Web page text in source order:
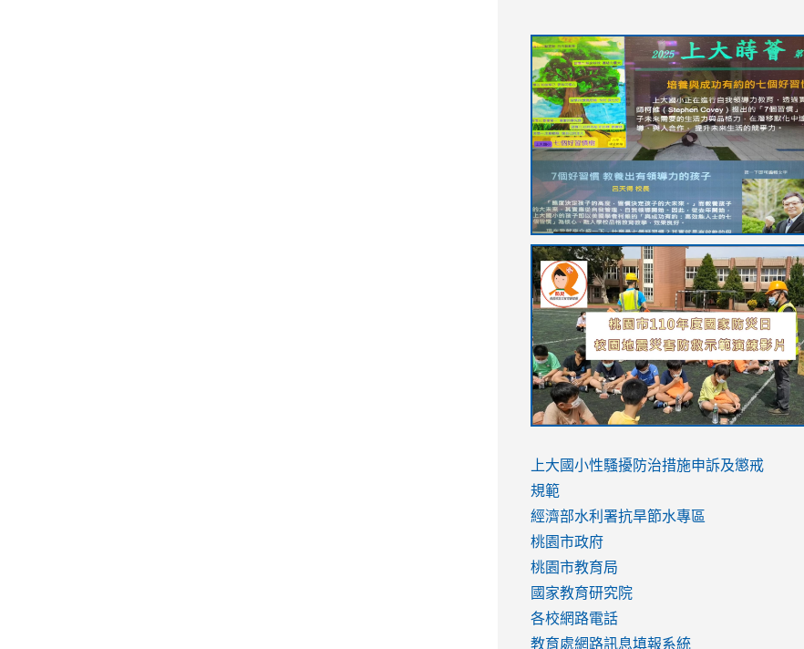
YfDQppRvyMk686kIw6SBbssEIZ6WnT/
usp=sharing
to
https://drive.google.com/file/d/1I-
YfDQppRvyMk686kIw6SBbssEIZ6WnT/
usp=sharing
to
https://sites.google.com/stes.tyc.edu.tw/
link
to
https://sites.google.com/stes.tyc.edu.tw/
link
to
https://drive.google.com/file/d/
usp=sharing
link
to
https://youtu.be/jJOMVWY3-
8M
link
to
https://drive.google.com/file/d/
usp=sharing
to
https://www.youtube.com/watch?
v=hC_gdZndU9s
to
https://www.youtube.com/watch?
v=hC_gdZndU9s
link
to
https://www.youtube.com/watch?
v=mfpNykQ0g4M
上大國小性騷擾防治措施申訴及懲戒
規範
經濟部水利署抗旱節水專區
桃園市政府
桃園市教育局
國家教育研究院
各校網路電話
教育處網路訊息填報系統